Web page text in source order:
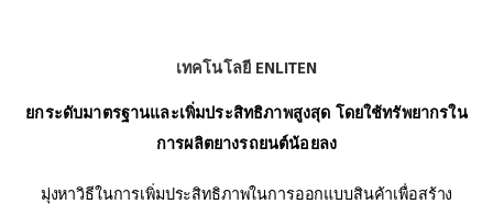
เทคโนโลยี ENLITEN
ยกระดับมาตรฐานและเพิ่มประสิทธิภาพสูงสุด โดยใช้ทรัพยากรใน
การผลิตยางรถยนต์น้อยลง
มุ่งหาวิธีในการเพิ่มประสิทธิภาพในการออกแบบสินค้าเพื่อสร้าง